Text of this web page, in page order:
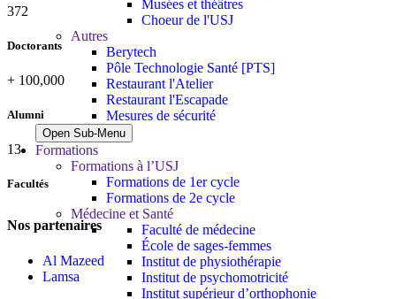
Musées et théâtres
Choeur de l'USJ
Autres
Berytech
Pôle Technologie Santé [PTS]
Restaurant l'Atelier
Restaurant l'Escapade
Mesures de sécurité
Open Sub-Menu
Formations
Formations à l’USJ
Formations de 1er cycle
Formations de 2e cycle
Médecine et Santé
Faculté de médecine
École de sages-femmes
Institut de physiothérapie
Institut de psychomotricité
Institut supérieur d’orthophonie
396
Doctorants
+ 100,000
Alumni
13
Facultés
Nos partenaires
Al Mazeed
Lamsa